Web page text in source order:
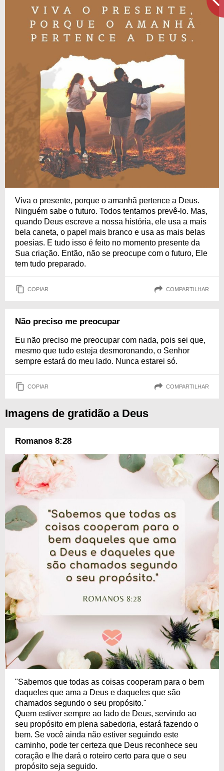
Viva o presente, porque o amanhã pertence a Deus.
Ninguém sabe o futuro. Todos tentamos prevê-lo. Mas,
quando Deus escreve a nossa história, ele usa a mais
bela caneta, o papel mais branco e usa as mais belas
poesias. E tudo isso é feito no momento presente da
Sua criação. Então, não se preocupe com o futuro, Ele
tem tudo preparado.
COPIAR COMPARTILHAR
Não preciso me preocupar
Eu não preciso me preocupar com nada, pois sei que,
mesmo que tudo esteja desmoronando, o Senhor
sempre estará do meu lado. Nunca estarei só.
COPIAR COMPARTILHAR
Imagens de gratidão a Deus
Romanos 8:28
"Sabemos que todas as coisas cooperam para o bem
daqueles que ama a Deus e daqueles que são
chamados segundo o seu propósito."
Quem estiver sempre ao lado de Deus, servindo ao
seu propósito em plena sabedoria, estará fazendo o
bem. Se você ainda não estiver seguindo este
caminho, pode ter certeza que Deus reconhece seu
coração e lhe dará o roteiro certo para que o seu
propósito seja seguido.